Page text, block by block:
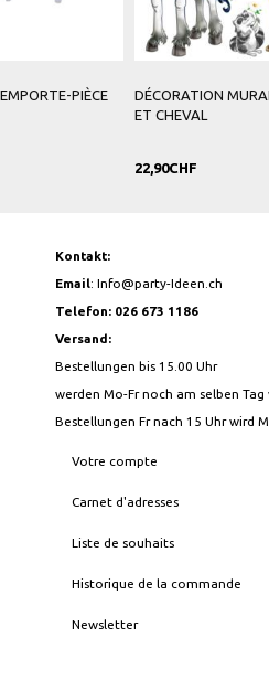
BALLONS D'ANNIVERSAIRE
ENFANT CHEVAL ROSE
Kontakt:
Email:Info@party-Ideen.ch
Telefon: 026 673 1186
Versand:
Bestellungen bis 15.00 Uhr
werden Mo-Fr noch am selben Tag
Bestellungen Fr nach 15 Uhr wird
Votre compte
Carnet d'adresses
Liste de souhaits
Historique de la commande
Newsletter